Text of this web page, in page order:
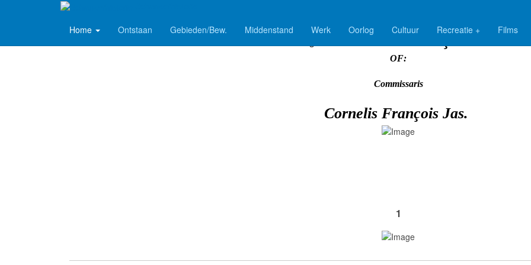
Home
Ontstaan Gebieden/Bew. Middenstand Werk Oorlog Cultuur Recreatie +
Films
Cornelis François Jas.
OF:
Commissaris
Cornelis François Jas.
1